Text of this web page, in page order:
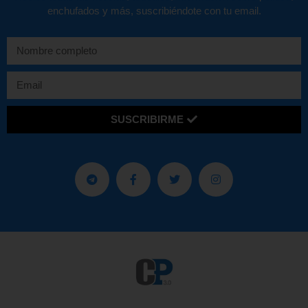
enchufados y más, suscribiéndote con tu email.
SUSCRIBIRME